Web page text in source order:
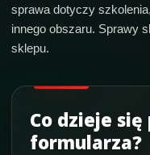
sprawa dotyczy
innego obszaru. Sprawy
sklepu.
Co dzieje się
formularza?